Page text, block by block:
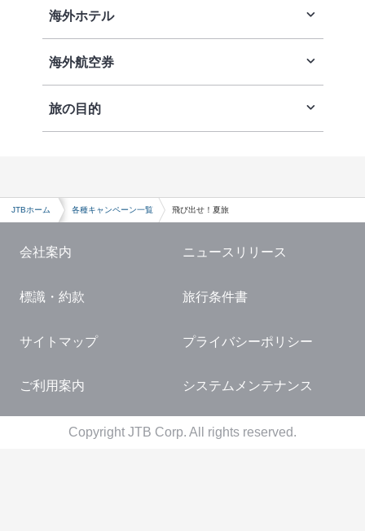
仙台のおすすめ観光スポット
金沢のおすすめ観光スポット
神戸のおすすめ観光スポット
大阪ホテル
広島ホテル
福岡ホテル
金沢旅行・ツアー
名古屋旅行・ツアー
京都旅行・ツアー
レゴランド®・ジャパン・リゾート
受験生におすすめの宿
プールがある宿
食事が魅力のうまい宿
銀山温泉
伊香保温泉
道後温泉
東京のホテルランキング
名古屋のホテルランキング
金沢のホテルランキング
大阪のホテルランキング
ハワイ旅行
韓国旅行
グアム旅行
台湾旅行
シンガポール旅行
ベトナム旅行
バリ島旅行
モルディブ旅行
海外ホテル
ハワイホテル
韓国ホテル
タイホテル
台湾ホテル
香港ホテル
シンガポールホテル
海外航空券
韓国航空券
ハワイ航空券
バンコク航空券
シドニー航空券
パリ航空券
ニューヨーク航空券
グアム航空券
旅の目的
ビーチリゾート
オーロラ
海外ディズニーリゾート
ハネムーン・新婚旅行
ビジネスクラス
JTBホーム 各種キャンペーン一覧 飛び出せ！夏旅
会社案内 ニュースリリース
標識・約款 旅行条件書
サイトマップ プライバシーポリシー
ご利用案内 システムメンテナンス
Copyright JTB Corp. All rights reserved.